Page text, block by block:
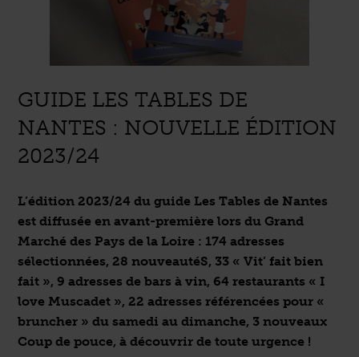
GUIDE LES TABLES DE
NANTES : NOUVELLE ÉDITION
2023/24
L’édition 2023/24 du guide Les Tables de Nantes
est diffusée en avant-première lors du Grand
Marché des Pays de la Loire : 174 adresses
sélectionnées, 28 nouveautéS, 33 « Vit’ fait bien
fait », 9 adresses de bars à vin, 64 restaurants « I
love Muscadet », 22 adresses référencées pour «
bruncher » du samedi au dimanche, 3 nouveaux
Coup de pouce, à découvrir de toute urgence !